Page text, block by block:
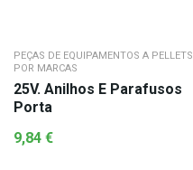
PEÇAS DE EQUIPAMENTOS A PELLETS
POR MARCAS
25V. Anilhos E Parafusos
Porta
9,84 €